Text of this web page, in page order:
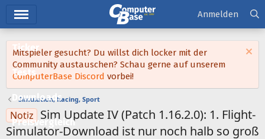
Ticker
Tests
Downloads
Preisvergleich
Anmelden
Mitspieler gesucht? Du willst dich locker mit der
Community austauschen? Schau gerne auf unserem
ComputerBase Discord vorbei!
Simulation, Racing, Sport
Notiz Sim Update IV (Patch 1.16.2.0): 1. Flight-
Simulator-Download ist nur noch halb so groß